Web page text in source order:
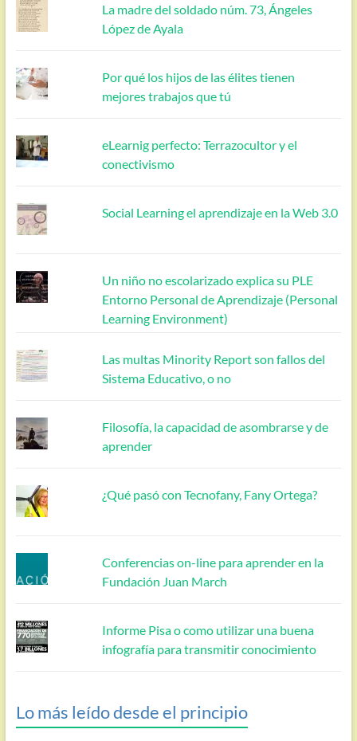
La madre del soldado núm. 73, Ángeles
López de Ayala
Por qué los hijos de las élites tienen
mejores trabajos que tú
eLearnig perfecto: Terrazocultor y el
conectivismo
Social Learning el aprendizaje en la Web 3.0
Un niño no escolarizado explica su PLE
Entorno Personal de Aprendizaje (Personal
Learning Environment)
Las multas Minority Report son fallos del
Sistema Educativo, o no
Filosofía, la capacidad de asombrarse y de
aprender
¿Qué pasó con Tecnofany, Fany Ortega?
Conferencias on-line para aprender en la
Fundación Juan March
Informe Pisa o como utilizar una buena
infografía para transmitir conocimiento
Lo más leído desde el principio